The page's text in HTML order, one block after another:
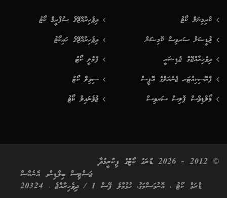
ދިވެހިރާއްޖޭގެ ސުޕްރީމް ކޯޓު
ދިވެހިރާއްޖޭގެ ހައިކޯޓު
ފެމެލީ ކޯޓު
ސިވިލް ކޯޓު
ޖުވެނައިލް ކޯޓު
ކްރިމިނަލް ކޯޓު
ޖުޑީޝަލް ސަރވިސް ކޮމިޝަން
ދިވެހިރާއްޖޭގެ ޖުޑިޝަރީ
ޕްރޮސިކިއުޓަރ ޖެނެރަލްގެ އޮފީސް
މޯލްޑިވްސް ޕޮލިސް ސަރވިސް
© 2012 - 2026 ޑުރަގު ކޯޓްގެ ފިކުރީމުދާ
ޖަސްޓިސް ބިލްޑިންގ އެނެކްސް
ޑްރަގް ކޯޓު ، އޮނުގަސްމަގު، ހުޅުމާލެ ފޭސް 1 / ދިވެހިރާއްޖެ ، 20324